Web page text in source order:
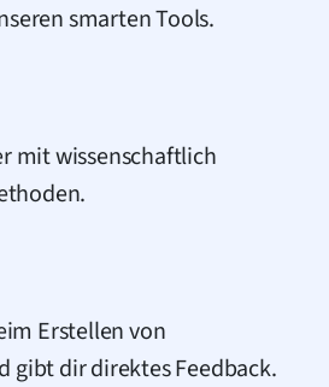
smarten Tools.
mit wissenschaftlich
Erstellen von
gibt dir direktes Feedback.